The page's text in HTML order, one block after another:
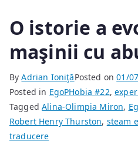
O istorie a
maşinii cu
ByAdrian IoniţăPosted on01/
Posted in EgoPHobia #22,
TaggedAlina-Olimpia Miron,
Robert Henry Thurston, steam
traducere